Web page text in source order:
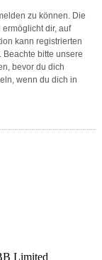
zu können. Die
dir, auf
kann registrierten
bitte unsere
bevor du dich
wenn du dich in
Limited